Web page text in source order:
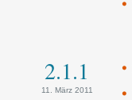
2.1.1
11. März 2011